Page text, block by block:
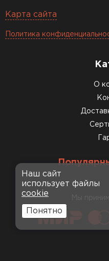
Карта сайта
Политика
О
Мы
Наш сайт
использует файлы
cookie
Понятно